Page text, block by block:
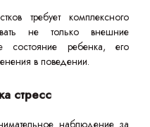
требует комплексного
не только внешние
состояние ребенка, его
в поведении.
стресс